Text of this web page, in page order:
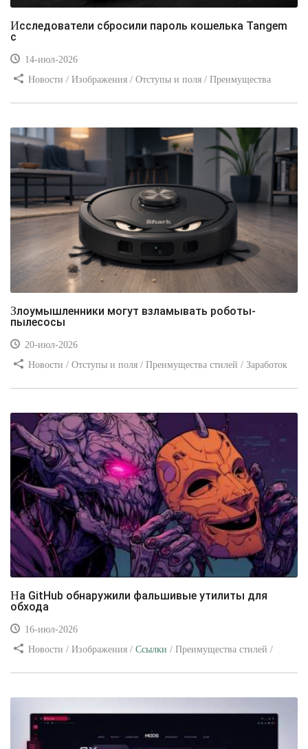
Исследователи сбросили пароль кошелька Tangem
с
14-июл-2026
Новости / Изображения / Отступы и поля / Преимущества
Злоумышленники могут взламывать роботы-
пылесосы
20-июл-2026
Новости / Отступы и поля / Преимущества стилей / Заработок
На GitHub обнаружили фальшивые утилиты для
обхода
16-июл-2026
Новости / Изображения / Ссылки / Преимущества стилей /